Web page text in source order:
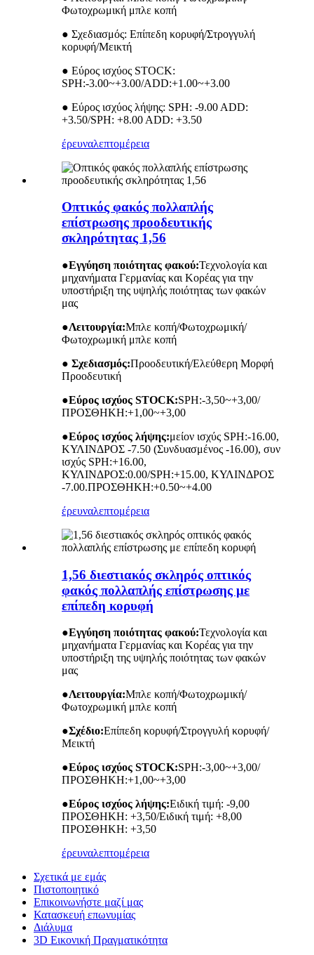
Φωτοχρωμική μπλε κοπή
● Σχεδιασμός: Επίπεδη κορυφή/Στρογγυλή
κορυφή/Μεικτή
● Εύρος ισχύος STOCK:
SPH:-3.00~+3.00/ADD:+1.00~+3.00
● Εύρος ισχύος λήψης: SPH: -9.00 ADD:
+3.50/SPH: +8.00 ADD: +3.50
έρευναλεπτομέρεια
Οπτικός φακός πολλαπλής
επίστρωσης προοδευτικής
σκληρότητας 1,56
●Εγγύηση ποιότητας φακού:Τεχνολογία και
μηχανήματα Γερμανίας και Κορέας για την
υποστήριξη της υψηλής ποιότητας των φακών
μας
●Λειτουργία:Μπλε κοπή/Φωτοχρωμική/
Φωτοχρωμική μπλε κοπή
● Σχεδιασμός:Προοδευτική/Ελεύθερη Μορφή
Προοδευτική
●Εύρος ισχύος STOCK:SPH:-3,50~+3,00/
ΠΡΟΣΘΗΚΗ:+1,00~+3,00
●Εύρος ισχύος λήψης:μείον ισχύς SPH:-16.00,
ΚΥΛΙΝΔΡΟΣ -7.50 (Συνδυασμένος -16.00), συν
ισχύς SPH:+16.00,
ΚΥΛΙΝΔΡΟΣ:0.00/SPH:+15.00, ΚΥΛΙΝΔΡΟΣ
-7.00.ΠΡΟΣΘΗΚΗ:+0.50~+4.00
έρευναλεπτομέρεια
1,56 διεστιακός σκληρός οπτικός
φακός πολλαπλής επίστρωσης με
επίπεδη κορυφή
●Εγγύηση ποιότητας φακού:Τεχνολογία και
μηχανήματα Γερμανίας και Κορέας για την
υποστήριξη της υψηλής ποιότητας των φακών
μας
●Λειτουργία:Μπλε κοπή/Φωτοχρωμική/
Φωτοχρωμική μπλε κοπή
●Σχέδιο:Επίπεδη κορυφή/Στρογγυλή κορυφή/
Μεικτή
●Εύρος ισχύος STOCK:SPH:-3,00~+3,00/
ΠΡΟΣΘΗΚΗ:+1,00~+3,00
●Εύρος ισχύος λήψης:Ειδική τιμή: -9,00
ΠΡΟΣΘΗΚΗ: +3,50/Ειδική τιμή: +8,00
ΠΡΟΣΘΗΚΗ: +3,50
έρευναλεπτομέρεια
Σχετικά με εμάς
Πιστοποιητικό
Επικοινωνήστε μαζί μας
Κατασκευή επωνυμίας
Διάλυμα
3D Εικονική Πραγματικότητα